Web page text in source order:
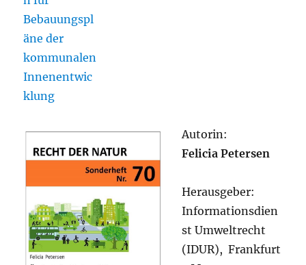
Autorin:
Felicia Petersen
Herausgeber:
Informationsdien
st Umweltrecht
(IDUR), Frankfurt